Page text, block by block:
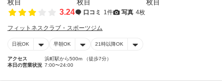
3.24 口コミ 1件 写真 4枚
フィットネスクラブ・スポーツジム
日祝OK 早朝OK 21時以降OK
アクセス
浜町駅から500m （徒歩7分）
本日の営業状況 7:00〜24:00